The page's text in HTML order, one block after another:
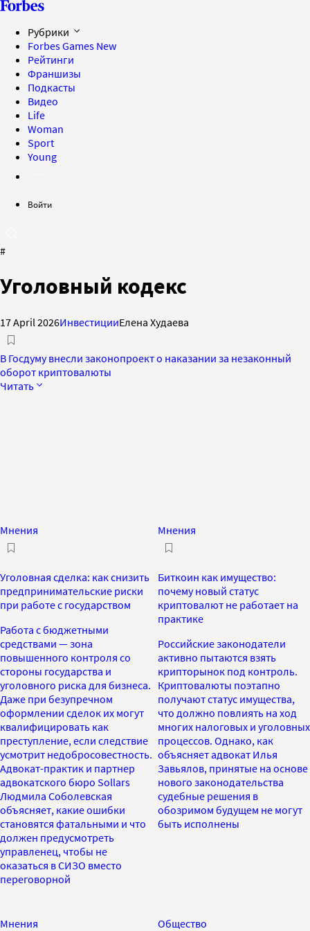
Рубрики
Forbes Games New
Рейтинги
Франшизы
Подкасты
Видео
Life
Woman
Sport
Young
Войти
#
Уголовный кодекс
17 April 2026ИнвестицииЕлена Худаева
В Госдуму внесли законопроект о наказании за незаконный
оборот криптовалюты
Читать
Мнения
Уголовная сделка: как снизить
предпринимательские риски
при работе с государством
Работа с бюджетными
средствами — зона
повышенного контроля со
стороны государства и
уголовного риска для бизнеса.
Даже при безупречном
оформлении сделок их могут
квалифицировать как
преступление, если следствие
усмотрит недобросовестность.
Адвокат-практик и партнер
адвокатского бюро Sollars
Людмила Соболевская
объясняет, какие ошибки
становятся фатальными и что
должен предусмотреть
управленец, чтобы не
оказаться в СИЗО вместо
переговорной
Мнения
Биткоин как имущество:
почему новый статус
криптовалют не работает на
практике
Российские законодатели
активно пытаются взять
крипторынок под контроль.
Криптовалюты поэтапно
получают статус имущества,
что должно повлиять на ход
многих налоговых и уголовных
процессов. Однако, как
объясняет адвокат Илья
Завьялов, принятые на основе
нового законодательства
судебные решения в
обозримом будущем не могут
быть исполнены
Мнения Общество